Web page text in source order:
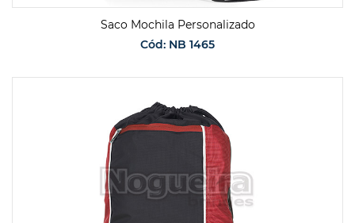
Saco Mochila Personalizado
Cód: NB 1465